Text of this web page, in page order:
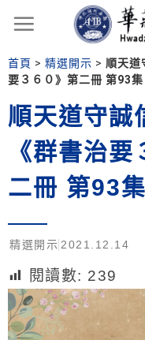
首頁 > 精選開示 > 順天道
要３６０》第二冊 第93集
順天道守誠
《群書治
二冊 第93集
精選開示 2021.12.14
閱讀數: 239